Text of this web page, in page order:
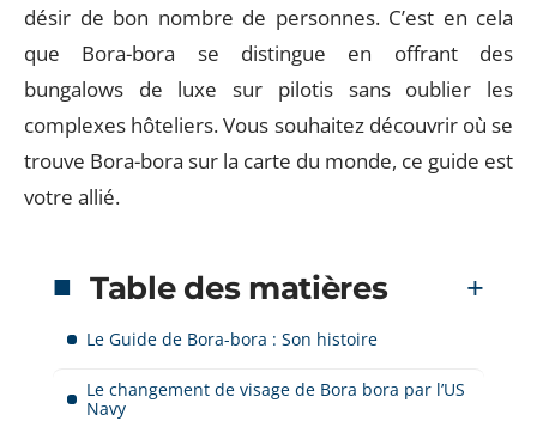
désir de bon nombre de personnes. C’est en cela
que Bora-bora se distingue en offrant des
bungalows de luxe sur pilotis sans oublier les
complexes hôteliers. Vous souhaitez découvrir où se
trouve Bora-bora sur la carte du monde, ce guide est
votre allié.
Table des matières
Le Guide de Bora-bora : Son histoire
Le changement de visage de Bora bora par l’US
Navy